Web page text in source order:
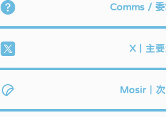
Comms / 委
X｜主
Mosir｜